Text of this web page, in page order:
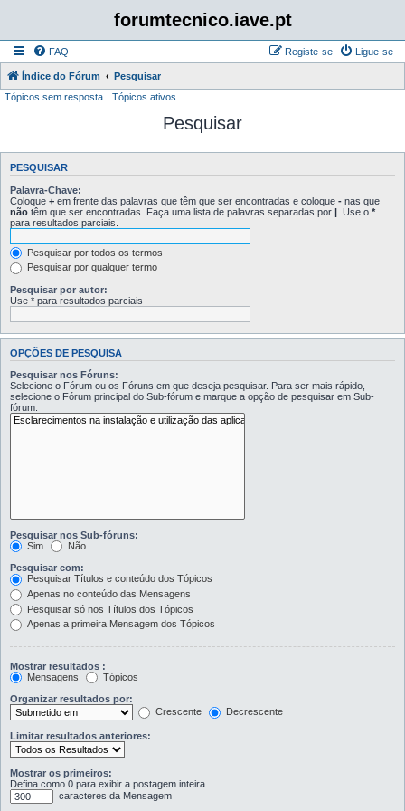
forumtecnico.iave.pt
FAQ Ligue-se
Registe-se
Índice do Fórum
Pesquisar
Tópicos sem resposta
Tópicos ativos
Pesquisar
PESQUISAR
Palavra-Chave:
Coloque + em frente das palavras que têm que ser encontradas e coloque - nas que
não têm que ser encontradas. Faça uma lista de palavras separadas por | . Use o *
para resultados parciais.
Pesquisar por todos os termos
Pesquisar por qualquer termo
Pesquisar por autor:
Use * para resultados parciais
OPÇÕES DE PESQUISA
Pesquisar nos Fóruns:
Selecione o Fórum ou os Fóruns em que deseja pesquisar. Para ser mais rápido,
selecione o Fórum principal do Sub-fórum e marque a opção de pesquisar em Sub-
fórum.
Pesquisar nos Sub-fóruns:
Sim
Não
Pesquisar com:
Pesquisar Títulos e conteúdo dos Tópicos
Apenas no conteúdo das Mensagens
Pesquisar só nos Títulos dos Tópicos
Apenas a primeira Mensagem dos Tópicos
Mostrar resultados :
Mensagens
Tópicos
Organizar resultados por:
Crescente
Decrescente
Limitar resultados anteriores:
Mostrar os primeiros:
Defina como 0 para exibir a postagem inteira.
caracteres da Mensagem